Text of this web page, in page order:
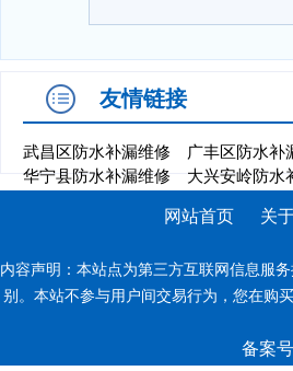
友情链接
武昌区防水补漏维修 广丰区防水补
华宁县防水补漏维修
大兴安岭防水
网站首页 关
内容声明：本站点为第三方互联网信息服
别。本站不参与用户间交易行为，您在购
备案